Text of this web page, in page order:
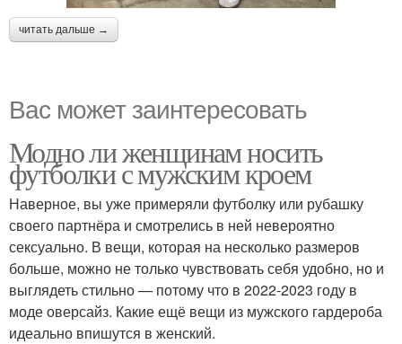
читать дальше →
Вас может заинтересовать
Модно ли женщинам носить
футболки с мужским кроем
Наверное, вы уже примеряли футболку или рубашку
своего партнёра и смотрелись в ней невероятно
сексуально. В вещи, которая на несколько размеров
больше, можно не только чувствовать себя удобно, но и
выглядеть стильно — потому что в 2022-2023 году в
моде оверсайз. Какие ещё вещи из мужского гардероба
идеально впишутся в женский.